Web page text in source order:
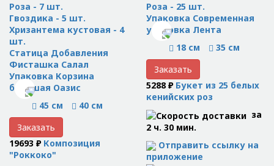
Роза - 7 шт.
Гвоздика - 5 шт.
Хризантема кустовая - 4
шт.
Статица Добавления
Фисташка Салал
Упаковка Корзина
большая Оазис
45 см
40 см
Заказать
19693 ₽ Композиция
"Роккоко"
Роза - 25 шт.
Упаковка Современная
упаковка Лента
18 см
35 см
Заказать
5288 ₽ Букет из 25 белых
кенийских роз
за
2 ч. 30 мин.
Отправить ссылку на
приложение